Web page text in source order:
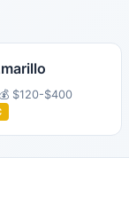
💰 $120-$400